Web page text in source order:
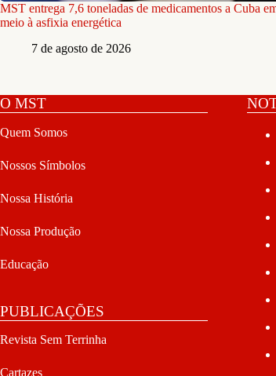
MST entrega 7,6 toneladas de medicamentos a Cuba
meio à asfixia energética
7 de agosto de 2026
O MST
Quem Somos
Nossos Símbolos
Nossa História
Nossa Produção
Educação
PUBLICAÇÕES
Revista Sem Terrinha
Cartazes